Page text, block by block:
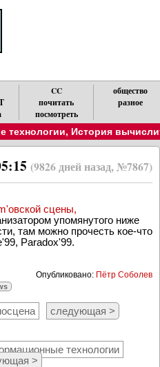
CC
почитать
посмотреть
общество
разное
технологии, История
(9826 дней назад, №7867)
сцены,
упомянутого ниже
там можно прочесть кое-что
Paradox'99.
Опубликовано: Пётр Соболев
следующая >
технологии
>